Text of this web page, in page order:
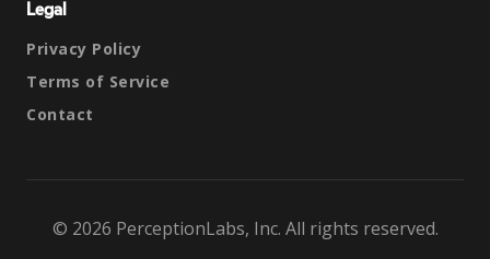
Legal
Privacy Policy
Terms of Service
Contact
© 2026 PerceptionLabs, Inc. All rights reserved.